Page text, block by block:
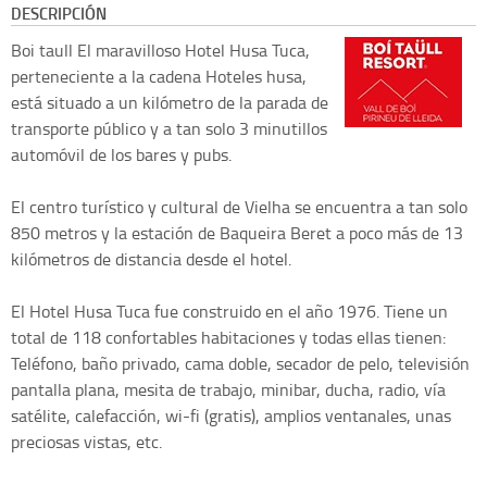
DESCRIPCIÓN
Boi taull El maravilloso Hotel Husa Tuca,
perteneciente a la cadena Hoteles husa,
está situado a un kilómetro de la parada de
transporte público y a tan solo 3 minutillos
automóvil de los bares y pubs.
El centro turístico y cultural de Vielha se encuentra a tan solo
850 metros y la estación de Baqueira Beret a poco más de 13
kilómetros de distancia desde el hotel.
El Hotel Husa Tuca fue construido en el año 1976. Tiene un
total de 118 confortables habitaciones y todas ellas tienen:
Teléfono, baño privado, cama doble, secador de pelo, televisión
pantalla plana, mesita de trabajo, minibar, ducha, radio, vía
satélite, calefacción, wi-fi (gratis), amplios ventanales, unas
preciosas vistas, etc.